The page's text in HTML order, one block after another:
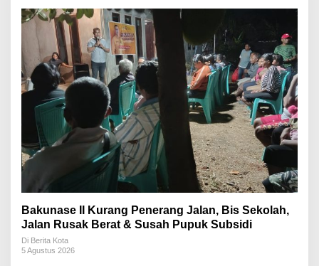
Bakunase II Kurang Penerang Jalan, Bis Sekolah,
Jalan Rusak Berat & Susah Pupuk Subsidi
Di Berita Kota
5 Agustus 2026